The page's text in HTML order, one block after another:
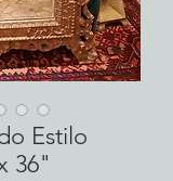
Estilo
36"